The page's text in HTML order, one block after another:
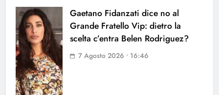
Gaetano Fidanzati dice no al
Grande Fratello Vip: dietro la
scelta c’entra Belen Rodriguez?
7 Agosto 2026 • 16:46